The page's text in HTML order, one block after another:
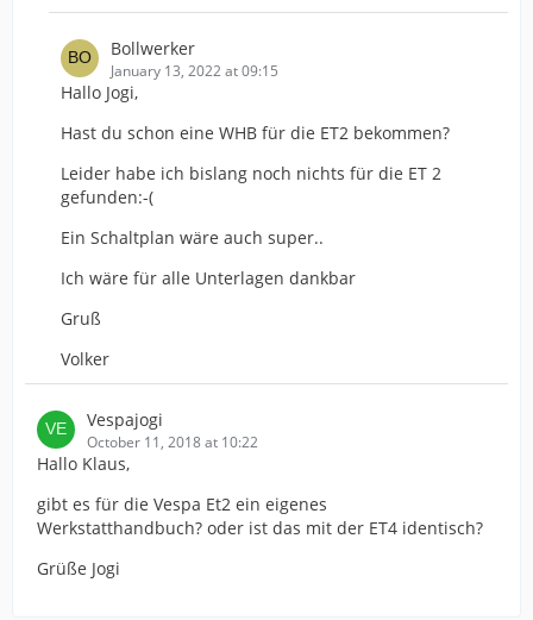
Bollwerker
January 13, 2022 at 09:15
Hallo Jogi,
Hast du schon eine WHB für die ET2 bekommen?
Leider habe ich bislang noch nichts für die ET 2
gefunden:-(
Ein Schaltplan wäre auch super..
Ich wäre für alle Unterlagen dankbar
Gruß
Volker
Vespajogi
October 11, 2018 at 10:22
Hallo Klaus,
gibt es für die Vespa Et2 ein eigenes
Werkstatthandbuch? oder ist das mit der ET4 identisch?
Grüße Jogi